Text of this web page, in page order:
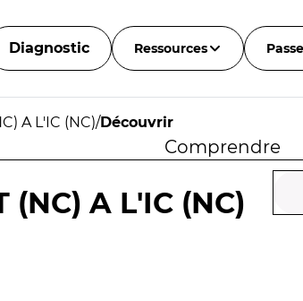
Diagnostic Ressources
A L'IC (NC)/Découvrir
Comprendre
(NC) A L'IC (NC)